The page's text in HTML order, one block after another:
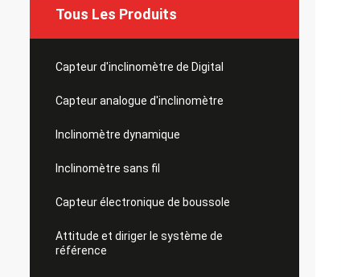
Tous Les Produits
Capteur d'inclinomètre de Digital
Capteur analogue d'inclinomètre
Inclinomètre dynamique
Inclinomètre sans fil
Capteur électronique de boussole
Attitude et diriger le système de
référence